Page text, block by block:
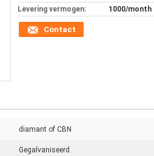
Levering vermogen:
1000/month
Contact
diamant of CBN
Gegalvaniseerd